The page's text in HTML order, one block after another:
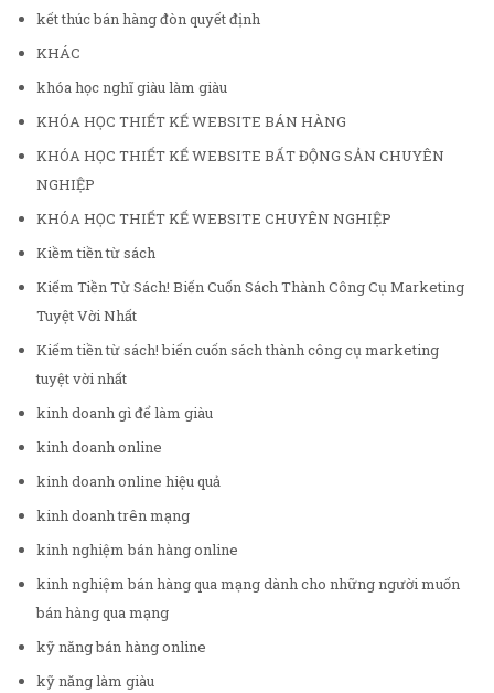
kết thúc bán hàng đòn quyết định
KHÁC
khóa học nghĩ giàu làm giàu
KHÓA HỌC THIẾT KẾ WEBSITE BÁN HÀNG
KHÓA HỌC THIẾT KẾ WEBSITE BẤT ĐỘNG SẢN CHUYÊN
NGHIỆP
KHÓA HỌC THIẾT KẾ WEBSITE CHUYÊN NGHIỆP
Kiềm tiền từ sách
Kiếm Tiền Từ Sách! Biến Cuốn Sách Thành Công Cụ Marketing
Tuyệt Vời Nhất
Kiếm tiền từ sách! biến cuốn sách thành công cụ marketing
tuyệt vời nhất
kinh doanh gì để làm giàu
kinh doanh online
kinh doanh online hiệu quả
kinh doanh trên mạng
kinh nghiệm bán hàng online
kinh nghiệm bán hàng qua mạng dành cho những người muốn
bán hàng qua mạng
kỹ năng bán hàng online
kỹ năng làm giàu